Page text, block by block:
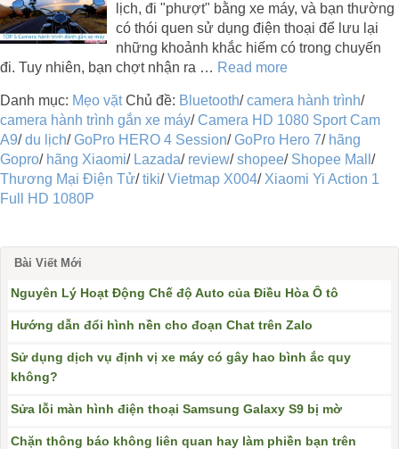
lịch, đi "phượt" bằng xe máy, và bạn thường
có thói quen sử dụng điện thoại để lưu lại
những khoảnh khắc hiếm có trong chuyến
đi. Tuy nhiên, bạn chợt nhận ra … Read more
Danh mục: Mẹo vặt Chủ đề: Bluetooth/camera hành trình/
camera hành trình gắn xe máy/Camera HD 1080 Sport Cam
A9/du lịch/GoPro HERO 4 Session/GoPro Hero 7/ hãng
Gopro/ hãng Xiaomi/ Lazada/ review/shopee/ Shopee Mall /
Thương Mại Điện Tử/tiki/Vietmap X004/ Xiaomi Yi Action 1
Full HD 1080P
Bài Viết Mới
Nguyên Lý Hoạt Động Chế độ Auto của Điều Hòa Ô tô
Hướng dẫn đổi hình nền cho đoạn Chat trên Zalo
Sử dụng dịch vụ định vị xe máy có gây hao bình ắc quy
không?
Sửa lỗi màn hình điện thoại Samsung Galaxy S9 bị mờ
Chặn thông báo không liên quan hay làm phiền bạn trên